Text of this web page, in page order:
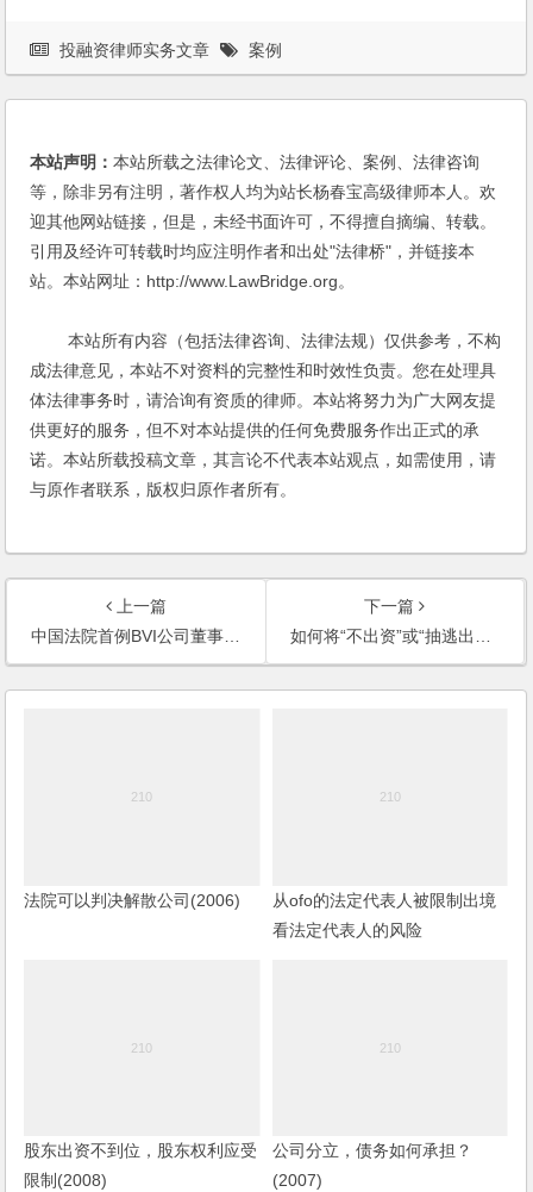
投融资律师实务文章 案例
本站声明：本站所载之法律论文、法律评论、案例、法律咨询
等，除非另有注明，著作权人均为站长杨春宝高级律师本人。欢
迎其他网站链接，但是，未经书面许可，不得擅自摘编、转载。
引用及经许可转载时均应注明作者和出处"法律桥"，并链接本
站。本站网址：http://www.LawBridge.org。
本站所有内容（包括法律咨询、法律法规）仅供参考，不构
成法律意见，本站不对资料的完整性和时效性负责。您在处理具
体法律事务时，请洽询有资质的律师。本站将努力为广大网友提
供更好的服务，但不对本站提供的任何免费服务作出正式的承
诺。本站所载投稿文章，其言论不代表本站观点，如需使用，请
与原作者联系，版权归原作者所有。
上一篇
中国法院首例BVI公司董事损害股东利益案代理记
下一篇
如何将“不出资”或“抽逃出资”的股东除名？
法院可以判决解散公司(2006)
从ofo的法定代表人被限制出境
看法定代表人的风险
股东出资不到位，股东权利应受
限制(2008)
公司分立，债务如何承担？
(2007)